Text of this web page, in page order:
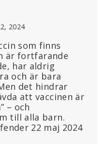
2024
som finns
är fortfarande
har aldrig
och är bara
det hindrar
att vaccinen är
– och
till alla barn.
22 maj 2024